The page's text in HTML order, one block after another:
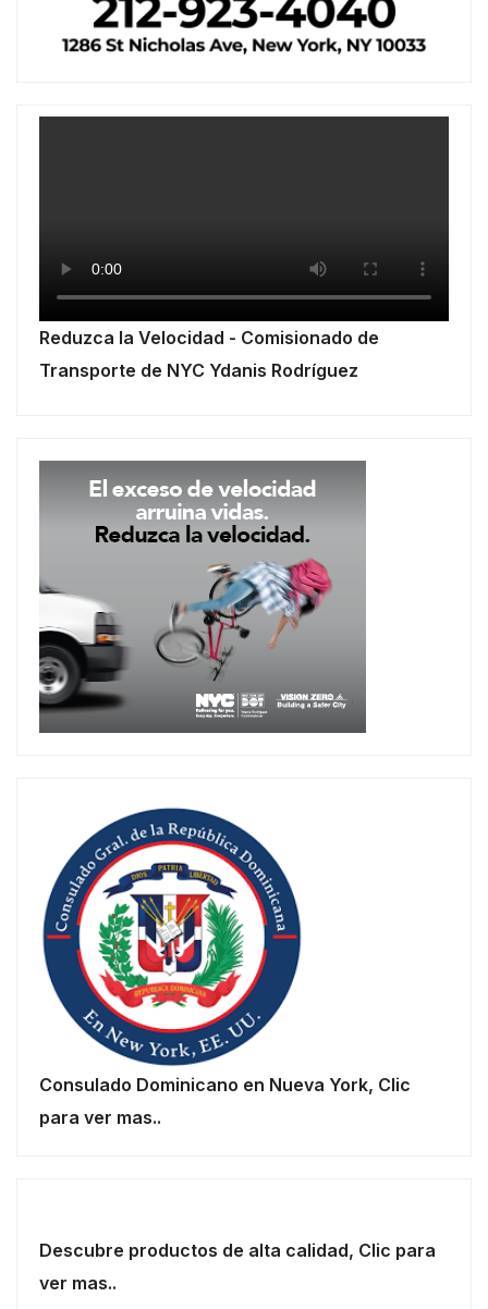
Reduzca la Velocidad - Comisionado de
Transporte de NYC Ydanis Rodríguez
Consulado Dominicano en Nueva York, Clic
para ver mas..
Descubre productos de alta calidad, Clic para
ver mas..